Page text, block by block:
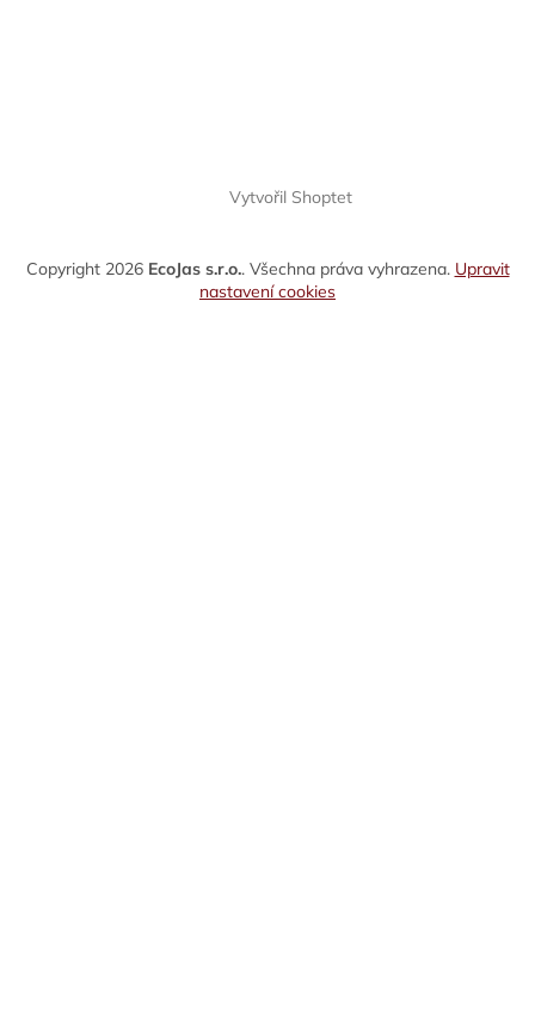
Vytvořil Shoptet
Copyright 2026 EcoJas s.r.o.. Všechna práva vyhrazena. Upravit
nastavení cookies